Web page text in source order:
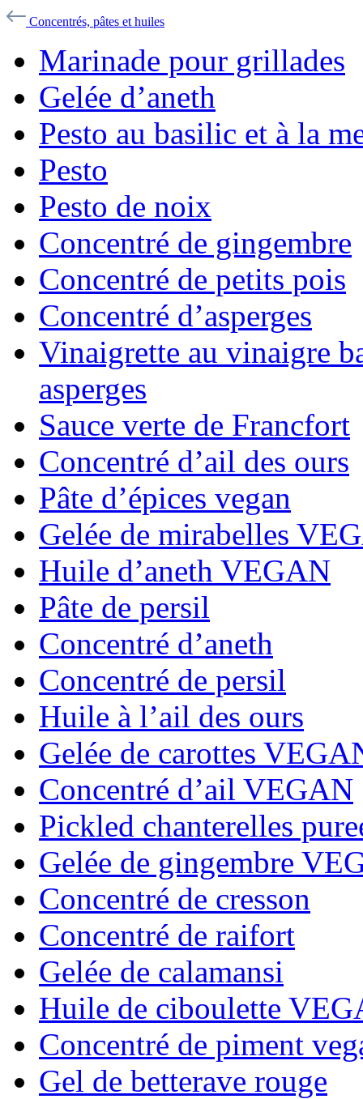
Concentrés, pâtes et huiles
Marinade pour grillades
Gelée d’aneth
Pesto au basilic et à la
Pesto
Pesto de noix
Concentré de gingembre
Concentré de petits pois
Concentré d’asperges
Vinaigrette au vinaigre
asperges
Sauce verte de Francfort
Concentré d’ail des ours
Pâte d’épices vegan
Gelée de mirabelles
Huile d’aneth VEGAN
Pâte de persil
Concentré d’aneth
Concentré de persil
Huile à l’ail des ours
Gelée de carottes
Concentré d’ail VEGAN
Pickled chanterelles
Gelée de gingembre
Concentré de cresson
Concentré de raifort
Gelée de calamansi
Huile de ciboulette
Concentré de piment
Gel de betterave rouge